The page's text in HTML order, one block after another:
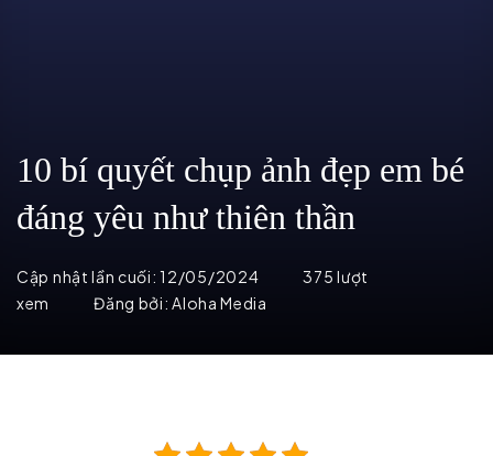
10 bí quyết chụp ảnh đẹp em bé
đáng yêu như thiên thần
Cập nhật lần cuối:12/05/2024
375 lượt
xem
Đăng bởi:Aloha Media